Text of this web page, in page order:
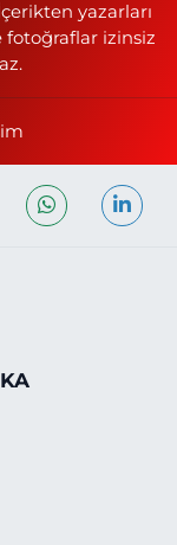
yazarları
fotoğraflar izinsiz